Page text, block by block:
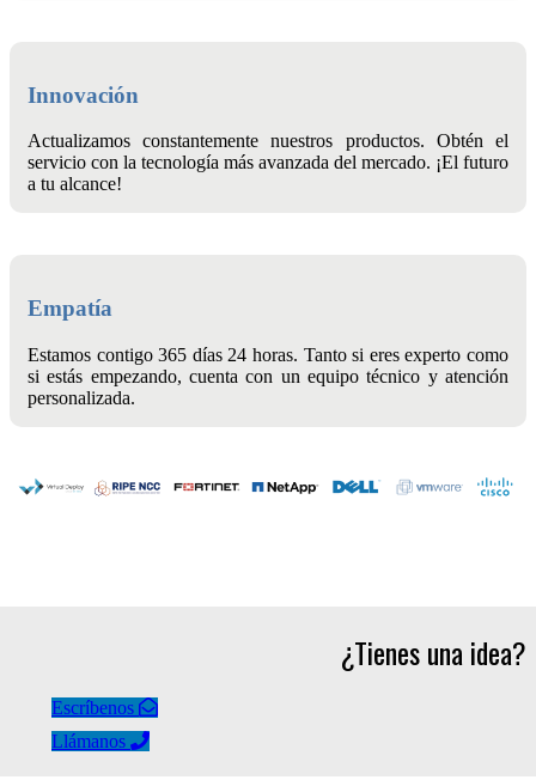
Innovación
Actualizamos constantemente nuestros productos. Obtén el
servicio con la tecnología más avanzada del mercado. ¡El futuro
a tu alcance!
Empatía
Estamos contigo 365 días 24 horas. Tanto si eres experto como
si estás empezando, cuenta con un equipo técnico y atención
personalizada.
¿Tienes una idea?
Escríbenos
Llámanos